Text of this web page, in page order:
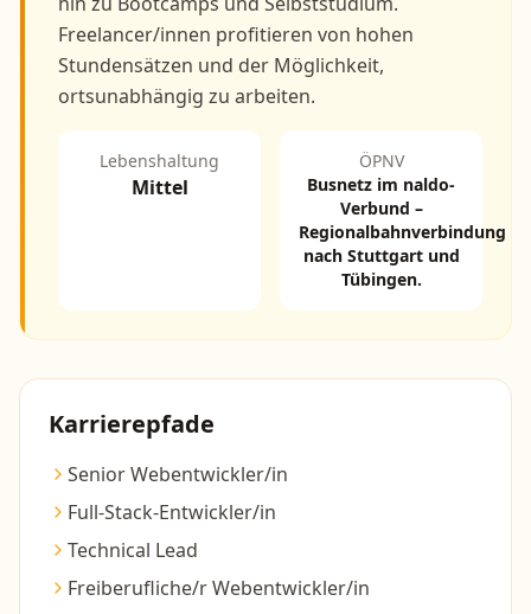
Freelancer/innen profitieren von hohen
Stundensätzen und der Möglichkeit,
ortsunabhängig zu arbeiten.
Lebenshaltung
Mittel
ÖPNV
Busnetz im naldo-
Verbund –
Regionalbahnverbindung
nach Stuttgart und
Tübingen.
Karrierepfade
Senior Webentwickler/in
Full-Stack-Entwickler/in
Technical Lead
Freiberufliche/r Webentwickler/in